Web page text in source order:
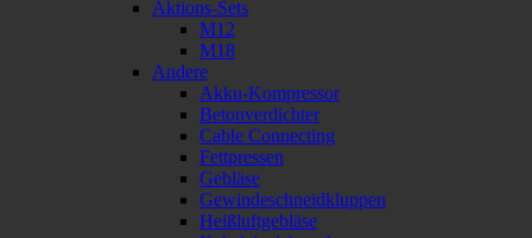
Aktions-Sets
M12
M18
Andere
Akku-Kompressor
Betonverdichter
Cable Connecting
Fettpressen
Gebläse
Gewindeschneidkluppen
Heißluftgebläse